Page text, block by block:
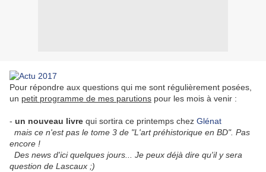
Pour répondre aux questions qui me sont régulièrement posées,
un petit programme de mes parutions pour les mois à venir :
- un nouveau livre qui sortira ce printemps chez Glénat
mais ce n'est pas le tome 3 de "L'art préhistorique en BD". Pas
encore !
Des news d'ici quelques jours... Je peux déjà dire qu'il y sera
question de Lascaux ;)